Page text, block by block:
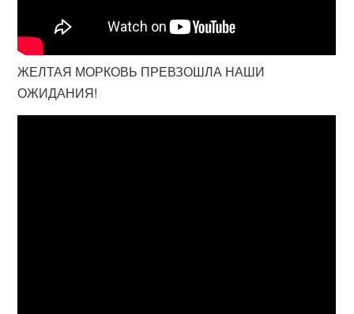
ЖЕЛТАЯ МОРКОВЬ ПРЕВЗОШЛА НАШИ
ОЖИДАНИЯ!